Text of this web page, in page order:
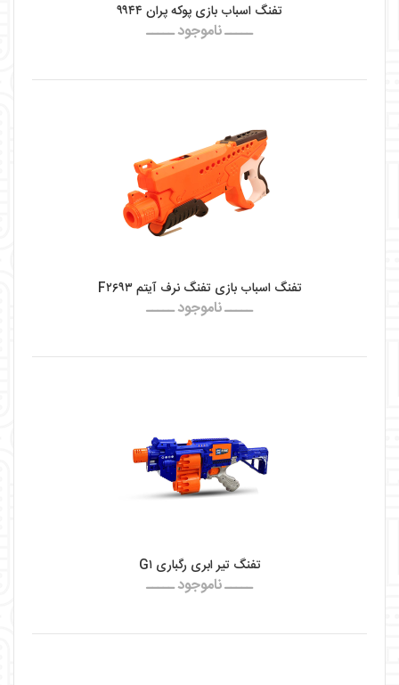
تفنگ اسباب بازی پوکه پران ۹۹۴۴
ـــــ ناموجود ـــــ
تفنگ اسباب بازی تفنگ نرف آیتم F۲۶۹۳
ـــــ ناموجود ـــــ
تفنگ تیر ابری رگباری G۱
ـــــ ناموجود ـــــ